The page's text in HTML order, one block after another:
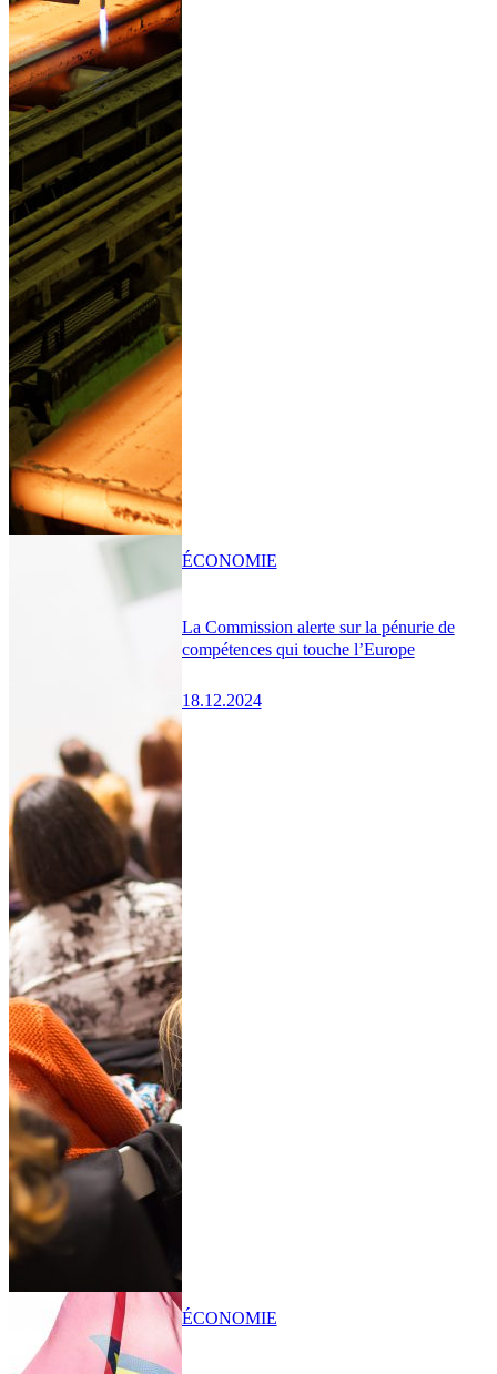
La Commission alerte sur la pénurie de
compétences qui touche l’Europe
18.12.2024
ÉCONOMIE
ÉCONOMIE